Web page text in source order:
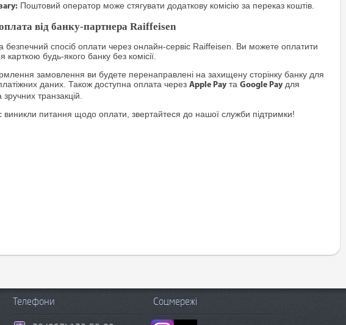
Поштовий оператор може стягувати додаткову комісію за переказ коштів.
від банку-партнера Raiffeisen
безпечний спосіб оплати через онлайн-сервіс Raiffeisen. Ви можете оплатити
карткою будь-якого банку без комісії.
замовлення ви будете перенаправлені на захищену сторінку банку для
даних. Також доступна оплата черезApple Pay таGoogle Pay для
транзакцій.
виникли питання щодо оплати, звертайтеся до нашої служби підтримки!
Телефони Соцмережі